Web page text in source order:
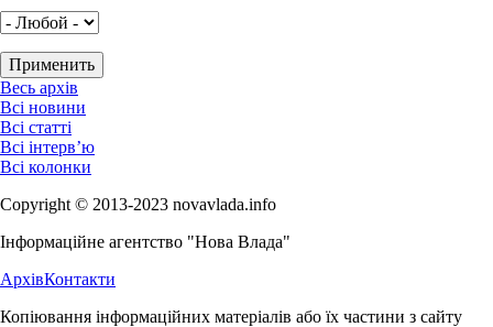
Весь архів
Всі новини
Всі статті
Всі інтерв’ю
Всі колонки
Copyright © 2013-2023 novavlada.info
Інформаційне агентство "Нова Влада"
АрхівКонтакти
Копіювання інформаційних матеріалів або їх частини з сайту